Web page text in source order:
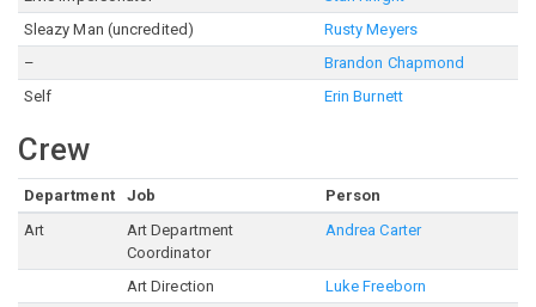
Sleazy Man (uncredited)
Rusty Meyers
–
Brandon Chapmond
Self
Erin Burnett
Crew
Department Job
Person
Art
Art Department
Coordinator
Andrea Carter
Art Direction Luke Freeborn